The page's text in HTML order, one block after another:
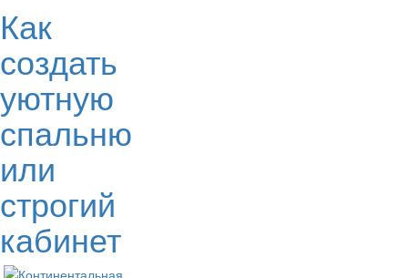
Как
создать
уютную
спальню
или
строгий
кабинет